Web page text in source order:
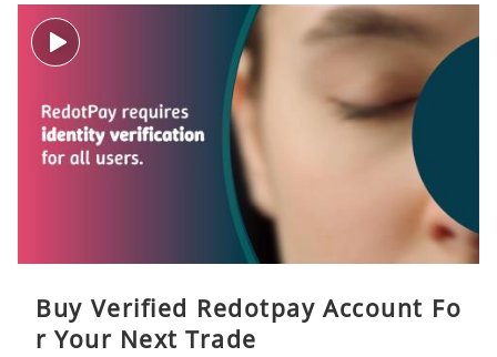
Buy Verified Redotpay Account Fo
r Your Next Trade